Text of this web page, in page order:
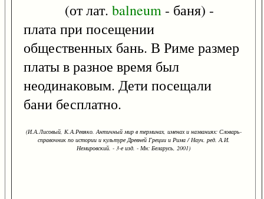
(от лат. balneum - баня) -
плата при посещении
общественных бань. В Риме размер
платы в разное время был
неодинаковым. Дети посещали
бани бесплатно.
(И.А.Лисовый, К.А.Ревяко. Античный мир в терминах, именах и названиях: Словарь-
справочник по истории и культуре Древней Греции и Рима / Науч. ред. А.И.
Немировский. - 3-е изд. - Мн: Беларусь, 2001)